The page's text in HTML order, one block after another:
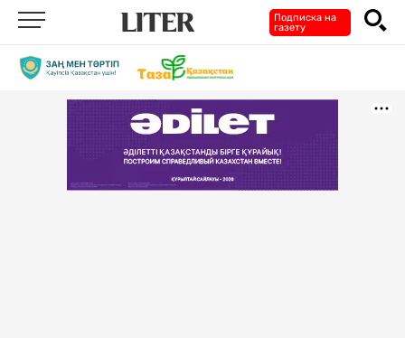
Подписка на
газету